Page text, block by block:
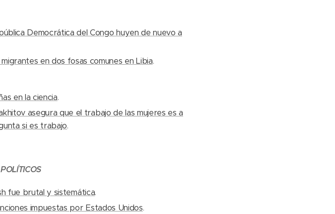
Democrática del Congo huyen de nuevo a
en dos fosas comunes en Libia.
en la ciencia.
asegura que el trabajo de las mujeres es a
si es trabajo.
fue brutal y sistemática.
impuestas por Estados Unidos.